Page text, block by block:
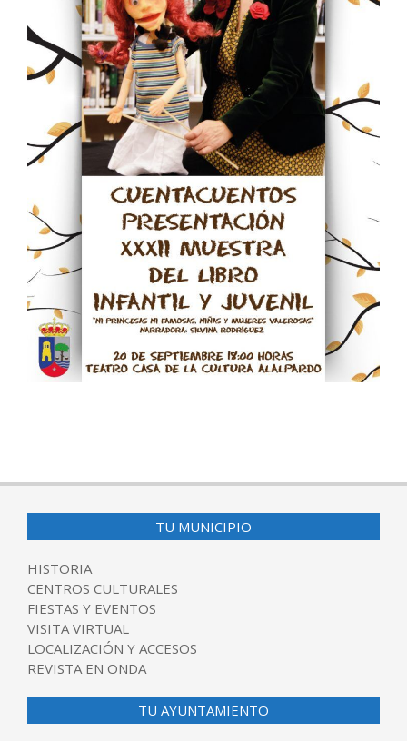
TU MUNICIPIO
HISTORIA
CENTROS CULTURALES
FIESTAS Y EVENTOS
VISITA VIRTUAL
LOCALIZACIÓN Y ACCESOS
REVISTA EN ONDA
TU AYUNTAMIENTO